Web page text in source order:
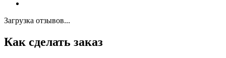
Загрузка отзывов...
Как сделать заказ